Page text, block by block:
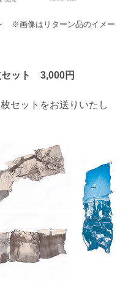
※画像はリターン品のイメー
ット 3,000円
セットをお送りいたし